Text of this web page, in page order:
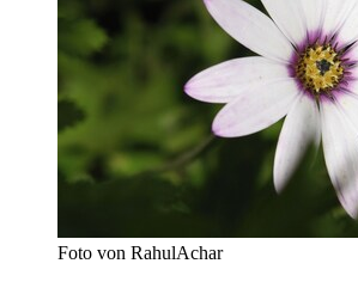
Foto von ‎RahulAchar